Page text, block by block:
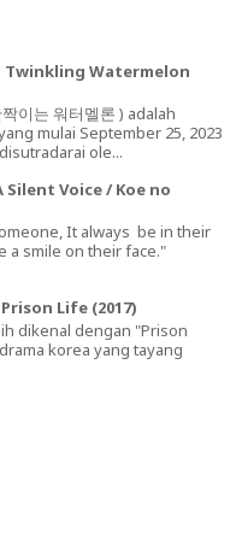
Twinkling Watermelon
이는 워터멜론 ) adalah
mulai September 25, 2023
ole...
Silent Voice / Koe no
It always be in their
a smile on their face."
Life (2017)
dikenal dengan "Prison
korea yang tayang